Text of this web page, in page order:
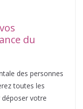
du
des personnes
toutes les
déposer votre